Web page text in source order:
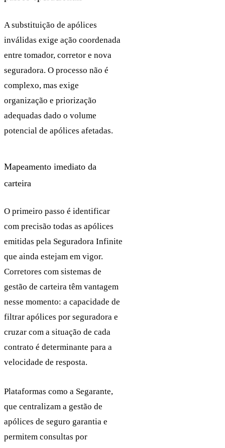
A substituição de apólices
inválidas exige ação coordenada
entre tomador, corretor e nova
seguradora. O processo não é
complexo, mas exige
organização e priorização
adequadas dado o volume
potencial de apólices afetadas.
Mapeamento imediato da
carteira
O primeiro passo é identificar
com precisão todas as apólices
emitidas pela Seguradora Infinite
que ainda estejam em vigor.
Corretores com sistemas de
gestão de carteira têm vantagem
nesse momento: a capacidade de
filtrar apólices por seguradora e
cruzar com a situação de cada
contrato é determinante para a
velocidade de resposta.
Plataformas como a Segarante,
que centralizam a gestão de
apólices de seguro garantia e
permitem consultas por